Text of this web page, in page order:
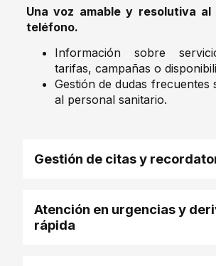
Una voz amable y resolutiva
teléfono.
Información sobre
tarifas, campañas o
Gestión de dudas frecuentes
al personal sanitario.
Gestión de citas y
Atención en urgencias y
rápida